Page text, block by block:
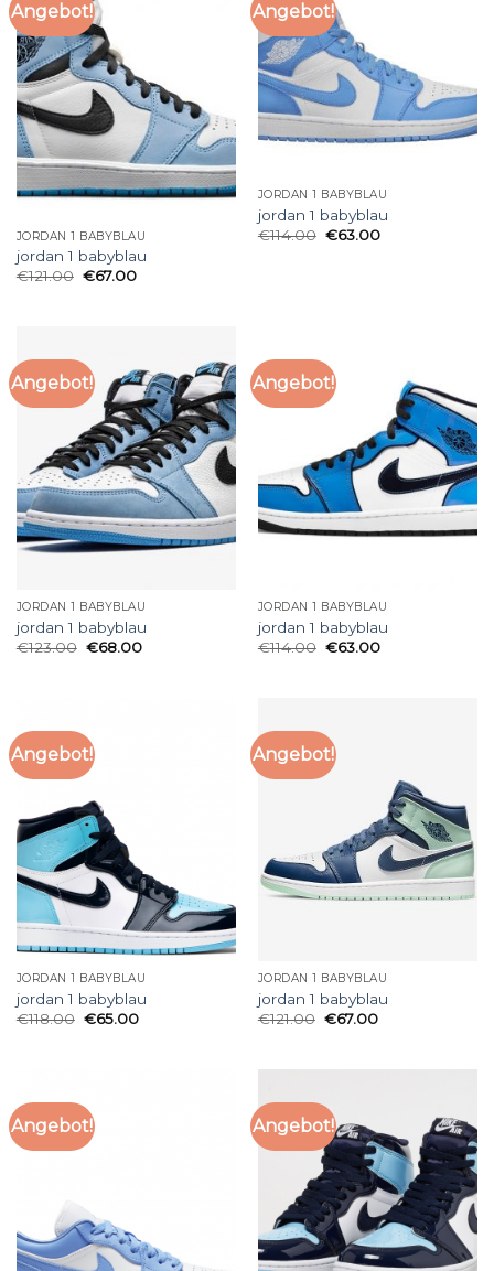
Angebot!
JORDAN 1 BABYBLAU
jordan 1 babyblau
€121.00 €67.00
Angebot!
JORDAN 1 BABYBLAU
jordan 1 babyblau
€114.00 €63.00
Angebot!
JORDAN 1 BABYBLAU
jordan 1 babyblau
€123.00 €68.00
Angebot!
JORDAN 1 BABYBLAU
jordan 1 babyblau
€114.00 €63.00
Angebot!
JORDAN 1 BABYBLAU
jordan 1 babyblau
€118.00 €65.00
Angebot!
JORDAN 1 BABYBLAU
jordan 1 babyblau
€121.00 €67.00
Angebot! Angebot!